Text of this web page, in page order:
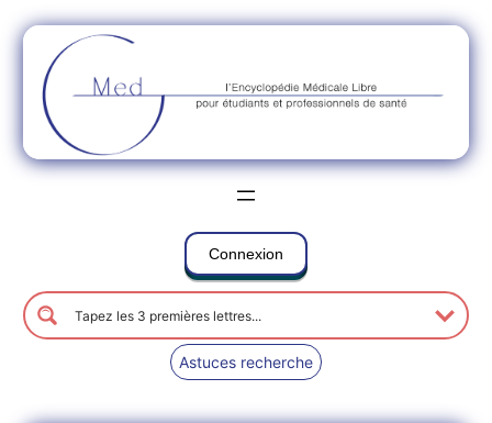
Connexion
Astuces recherche